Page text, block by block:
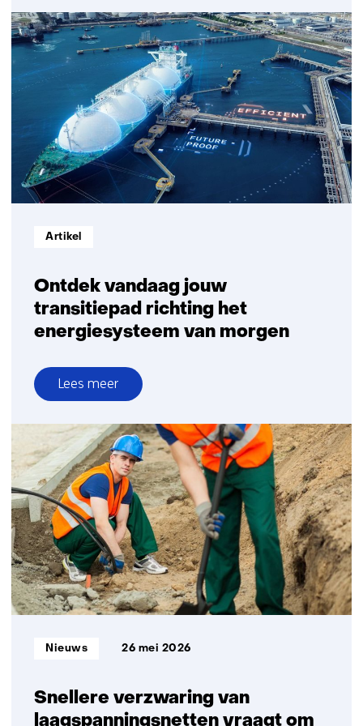
Verduurzaming
biedt
structureler
antwoord
hoge
energierekening
dan
compensatie
Ontdek vandaag jouw
transitiepad richting het
energiesysteem van morgen
Informatietype:
Artikel
Lees meer
over
Ontdek
vandaag
jouw
transitiepad
richting
het
energiesysteem
van
morgen
Snellere verzwaring van
laagspanningsnetten vraagt om
Informatietype:
Nieuws 26 mei 2026